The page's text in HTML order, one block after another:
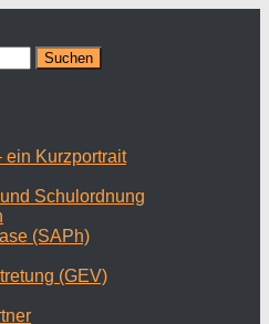
ein Kurzportrait
Schulordnung
(SAPh)
(GEV)